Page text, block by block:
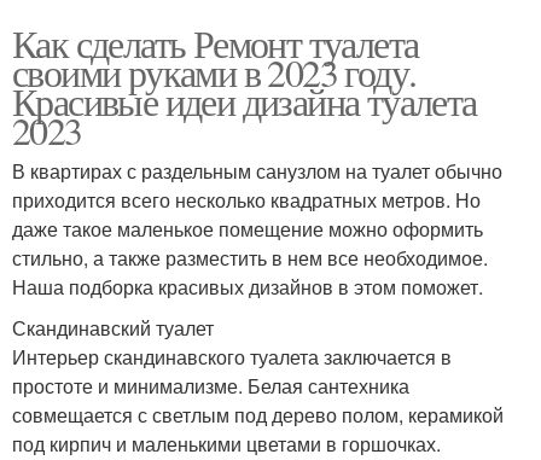
Как сделать Ремонт туалета
своими руками в 2023 году.
Красивые идеи дизайна туалета
2023
В квартирах с раздельным санузлом на туалет обычно
приходится всего несколько квадратных метров. Но
даже такое маленькое помещение можно оформить
стильно, а также разместить в нем все необходимое.
Наша подборка красивых дизайнов в этом поможет.
Скандинавский туалет
Интерьер скандинавского туалета заключается в
простоте и минимализме. Белая сантехника
совмещается с светлым под дерево полом, керамикой
под кирпич и маленькими цветами в горшочках.